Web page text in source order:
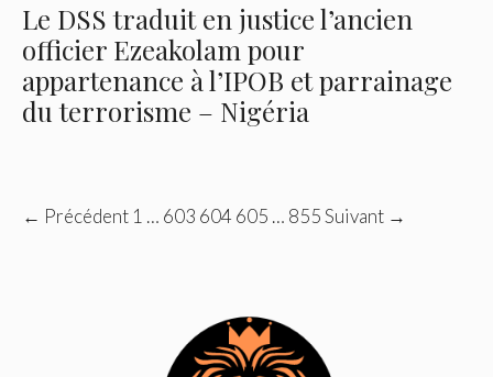
Le DSS traduit en justice l’ancien
officier Ezeakolam pour
appartenance à l’IPOB et parrainage
du terrorisme – Nigéria
← Précédent 1 … 603 604 605 … 855Suivant →